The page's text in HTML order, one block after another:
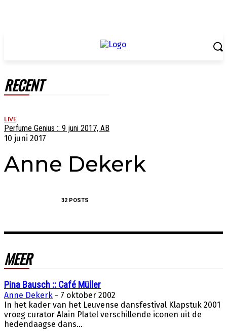
RECENT
LIVE
Perfume Genius :: 9 juni 2017, AB
10 juni 2017
Anne Dekerk
32 POSTS
MEER
Pina Bausch :: Café Müller
Anne Dekerk - 7 oktober 2002
In het kader van het Leuvense dansfestival Klapstuk 2001
vroeg curator Alain Platel verschillende iconen uit de
hedendaagse dans...